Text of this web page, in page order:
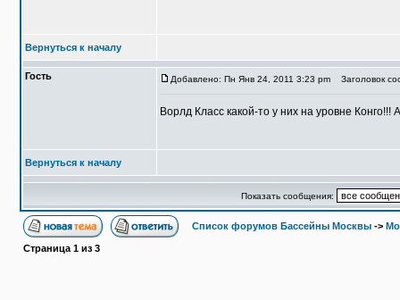
Вернуться к началу
Гость Добавлено: Пн Янв 24, 2011 3:23 pm Заголовок
Ворлд Класс какой-то у них на уровне
Вернуться к началу
Показать сообщения:
Список форумов Бассейны Москвы ->
Страница 1 из 3